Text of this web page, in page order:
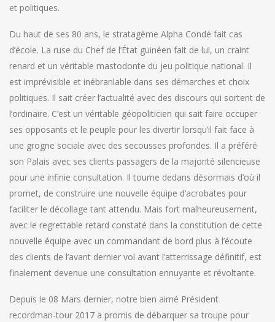
et politiques.
Du haut de ses 80 ans, le stratagème Alpha Condé fait cas
d’école. La ruse du Chef de l’État guinéen fait de lui, un craint
renard et un véritable mastodonte du jeu politique national. Il
est imprévisible et inébranlable dans ses démarches et choix
politiques. Il sait créer l’actualité avec des discours qui sortent de
l’ordinaire. C’est un véritable géopoliticien qui sait faire occuper
ses opposants et le peuple pour les divertir lorsqu’il fait face à
une grogne sociale avec des secousses profondes. Il a préféré
son Palais avec ses clients passagers de la majorité silencieuse
pour une infinie consultation. Il tourne dedans désormais d’où il
promet, de construire une nouvelle équipe d’acrobates pour
faciliter le décollage tant attendu. Mais fort malheureusement,
avec le regrettable retard constaté dans la constitution de cette
nouvelle équipe avec un commandant de bord plus à l’écoute
des clients de l’avant dernier vol avant l’atterrissage définitif, est
finalement devenue une consultation ennuyante et révoltante.
Depuis le 08 Mars dernier, notre bien aimé Président
recordman-tour 2017 a promis de débarquer sa troupe pour